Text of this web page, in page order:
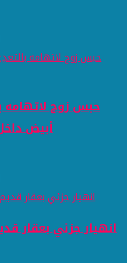
حبس زوج لاتهامه
أبيض
انهيار جزئي بعقار